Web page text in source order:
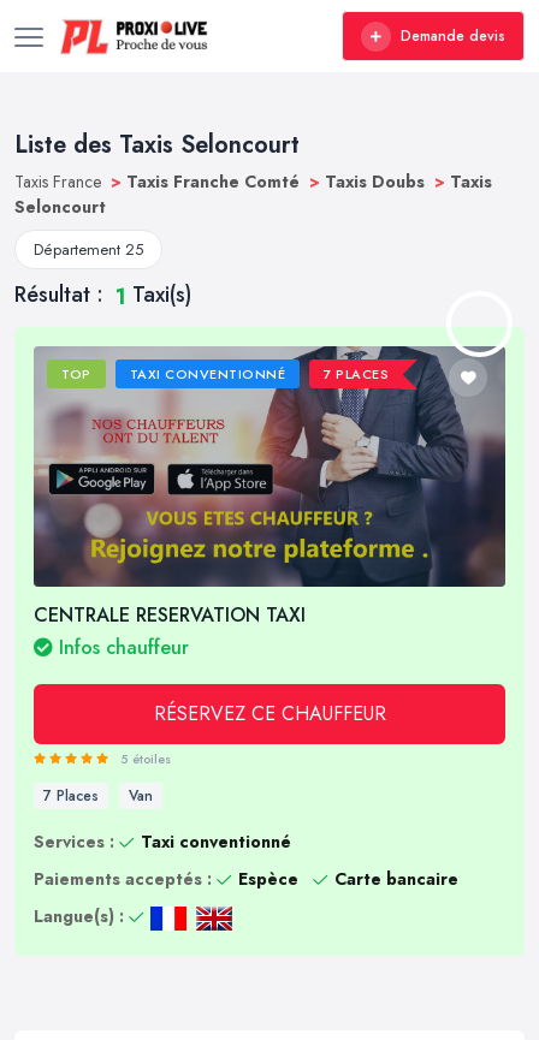
Demande devis
Liste des Taxis Seloncourt
Taxis France > Taxis Franche Comté > Taxis Doubs > Taxis
Seloncourt
Département 25
Résultat : 1 Taxi(s)
TOP TAXI CONVENTIONNÉ 7 PLACES
CENTRALE RESERVATION TAXI
Infos chauffeur
RÉSERVEZ CE CHAUFFEUR
5 étoiles
7 Places Van
Services :
Taxi conventionné
Paiements acceptés :
Espèce
Carte bancaire
Langue(s) :